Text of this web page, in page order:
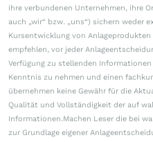
ihre verbundenen Unternehmen, ihre
auch „wir“ bzw. „uns“) sichern
Kursentwicklung von
empfehlen, vor jeder
Verfügung zu stellenden
Kenntnis zu nehmen und einen
übernehmen keine Gewähr für die
Qualität und Vollständigkeit der auf
Informationen.Machen Leser die bei
zur Grundlage eigener